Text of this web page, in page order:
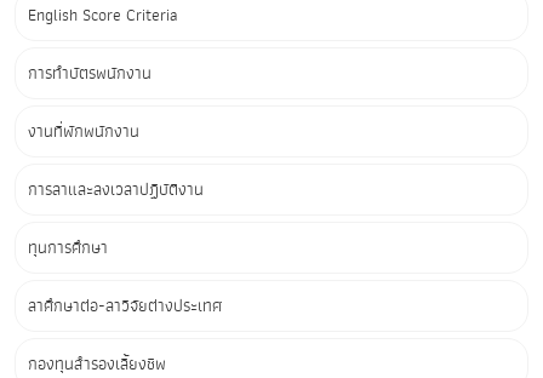
English Score Criteria
การทำบัตรพนักงาน
งานที่พักพนักงาน
การลาและลงเวลาปฏิบัติงาน
ทุนการศึกษา
ลาศึกษาต่อ-ลาวิจัยต่างประเทศ
กองทุนสำรองเลี้ยงชีพ